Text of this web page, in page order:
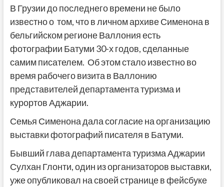
В Грузии до последнего времени не было
известно о том, что в личном архиве Сименона в
бельгийском регионе Валлония есть
фотографии Батуми 30-х годов, сделанные
самим писателем. Об этом стало известно во
время рабочего визита в Валлонию
представителей департамента туризма и
курортов Аджарии.
Семья Сименона дала согласие на организацию
выставки фотографий писателя в Батуми.
Бывший глава департамента туризма Аджарии
Сулхан Глонти, один из организаторов выставки,
уже опубликовал на своей странице в фейсбуке